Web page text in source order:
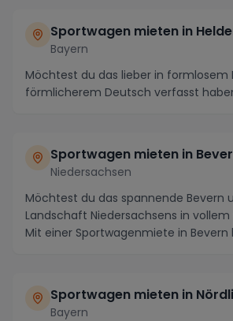
Sportwagen mieten in
Bayern
Möchtest du das lieber in formlosem
förmlicherem Deutsch verfasst
Sportwagen mieten in
Niedersachsen
Möchtest du das spannende Bevern
Landschaft Niedersachsens in vollem
Mit einer Sportwagenmiete in Bevern
Sportwagen mieten in
Bayern